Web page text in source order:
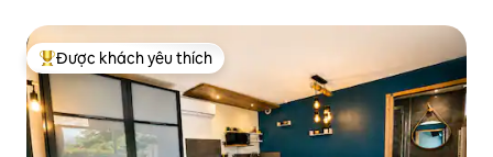
Được khách yêu thích nhất
Được khách yêu thích